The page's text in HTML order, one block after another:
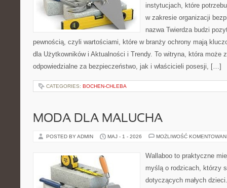
instytucjach, które
w zakresie organizacji
nazwa Twierdza budzi
pewnością, czyli wartościami, które w branży ochrony mają
dla Użytkowników i Aktualności i Trendy. To witryna, która może
odpowiedzialne za bezpieczeństwo, jak i właścicieli posesji, […]
CATEGORIES: BOCHEN-CHLEBA
MODA DLA MALUCHA
POSTED BY ADMIN MAJ - 1 - 2026 MOŻLIWOŚĆ
Wallaboo to praktyczne
myślą o rodzicach, którzy
dotyczących małych